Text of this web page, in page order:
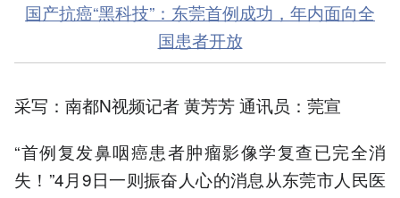
国产抗癌“黑科技”：东莞首例成功，年内面向全
国患者开放
采写：南都N视频记者 黄芳芳 通讯员：莞宣
“首例复发鼻咽癌患者肿瘤影像学复查已完全消
失！”4月9日一则振奋人心的消息从东莞市人民医